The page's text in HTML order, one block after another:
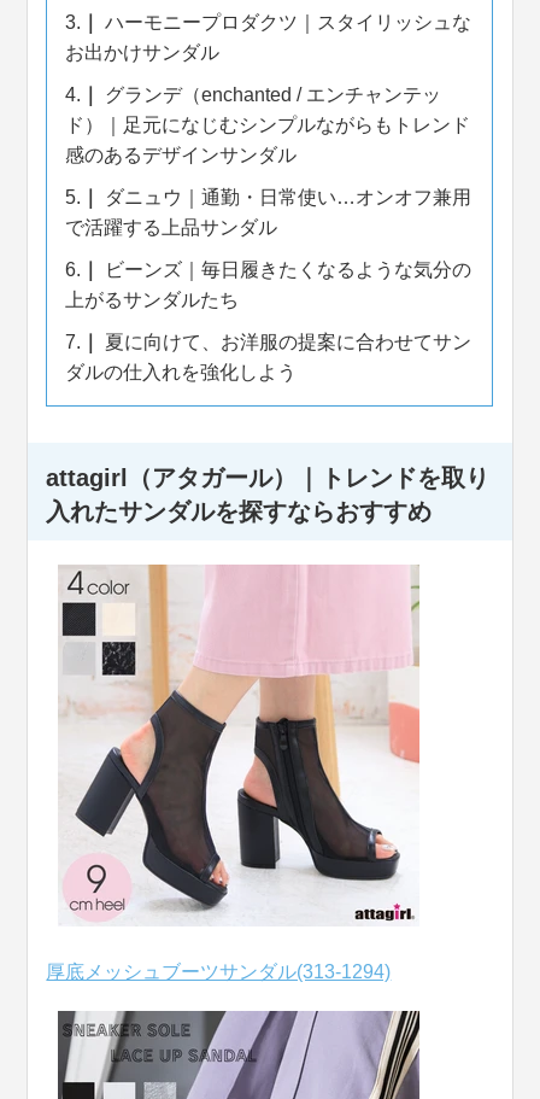
3.
ハーモニープロダクツ｜スタイリッシュな
お出かけサンダル
4.
グランデ（enchanted / エンチャンテッ
ド）｜足元になじむシンプルながらもトレンド
感のあるデザインサンダル
5.
ダニュウ｜通勤・日常使い…オンオフ兼用
で活躍する上品サンダル
6.
ビーンズ｜毎日履きたくなるような気分の
上がるサンダルたち
7.
夏に向けて、お洋服の提案に合わせてサン
ダルの仕入れを強化しよう
attagirl（アタガール）｜トレンドを取り
入れたサンダルを探すならおすすめ
厚底メッシュブーツサンダル(313-1294)